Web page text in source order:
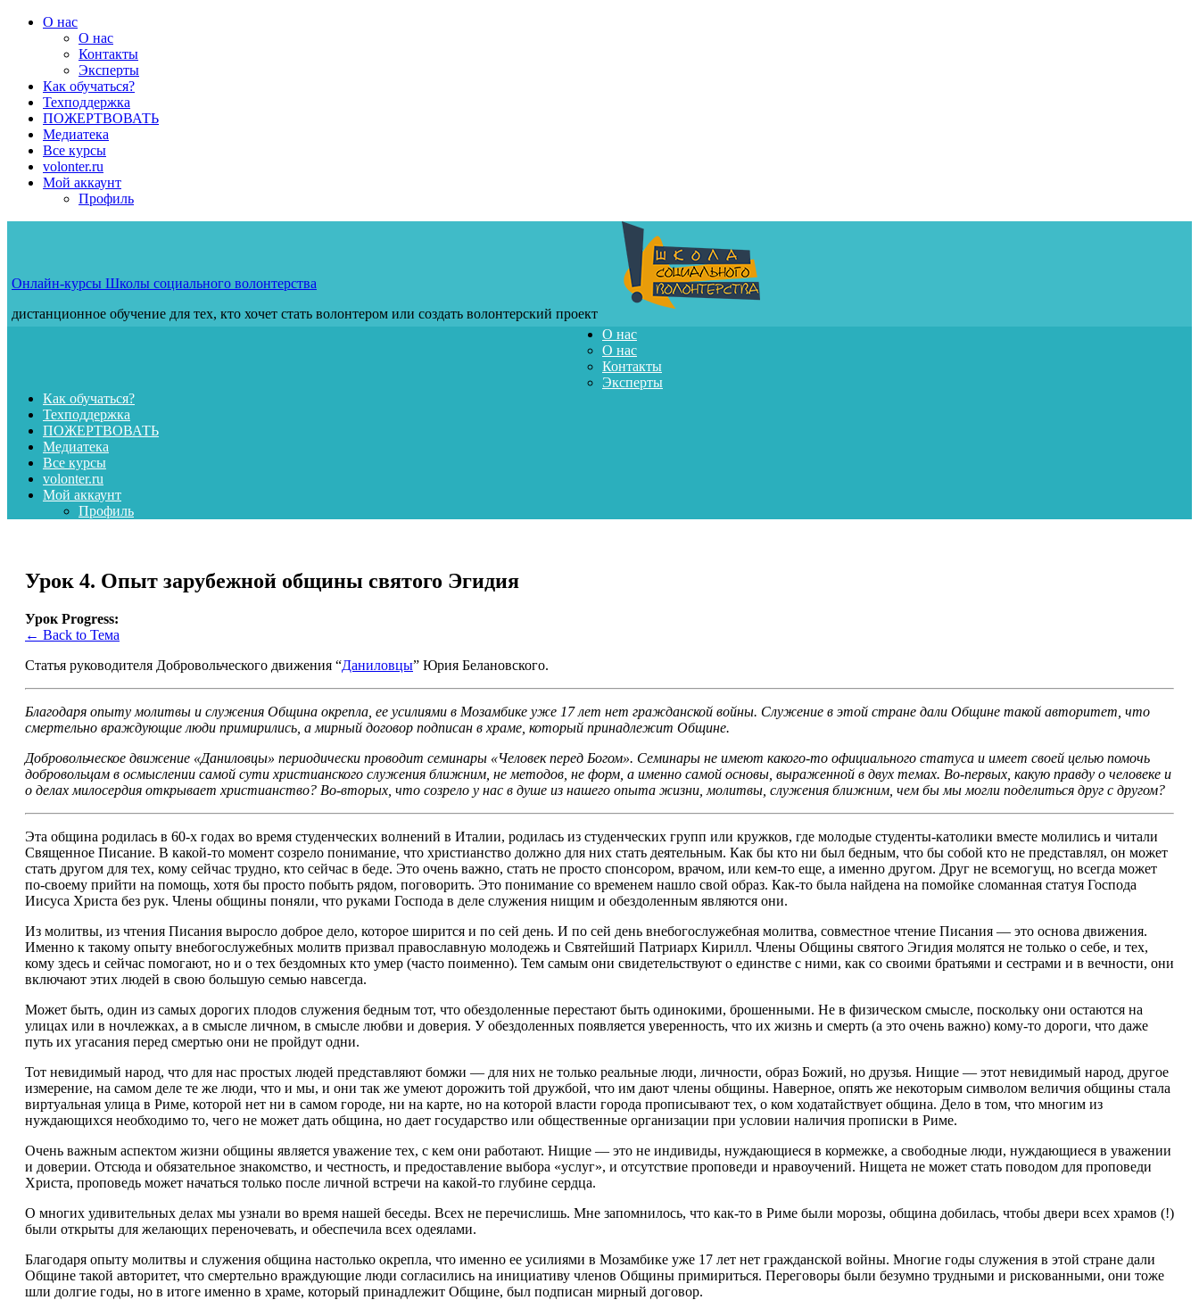
Перейти
содержимому
О нас
О нас
Контакты
Эксперты
Как обучаться?
Техподдержка
ПОЖЕРТВОВАТЬ
Медиатека
Все курсы
volonter.ru
Мой аккаунт
Профиль
Онлайн-курсы Школы социального волонтерства
дистанционное обучение для тех, кто хочет стать волонтером или создать волонтерский проект
О нас
О нас
Контакты
Эксперты
Как обучаться?
Техподдержка
ПОЖЕРТВОВАТЬ
Медиатека
Все курсы
volonter.ru
Мой аккаунт
Профиль
Урок 4. Опыт зарубежной общины святого Эгидия
Урок Progress:
← Back to Тема
Статья руководителя Добровольческого движения “Даниловцы” Юрия Белановского.
Благодаря опыту молитвы и служения Община окрепла, ее усилиями в Мозамбике уже 17 лет нет гражданской войны. Cлужение в этой стране дали Общине такой авторитет, что
смертельно враждующие люди примирились, а мирный договор подписан в храме, который принадлежит Общине.
Добровольческое движение «Даниловцы» периодически проводит семинары «Человек перед Богом». Семинары не имеют какого-то официального статуса и имеет своей целью помочь
добровольцам в осмыслении самой сути христианского служения ближним, не методов, не форм, а именно самой основы, выраженной в двух темах. Во-первых, какую правду о человеке и
о делах милосердия открывает христианство? Во-вторых, что созрело у нас в душе из нашего опыта жизни, молитвы, служения ближним, чем бы мы могли поделиться друг с другом?
Эта община родилась в 60-х годах во время студенческих волнений в Италии, родилась из студенческих групп или кружков, где молодые студенты-католики вместе молились и читали
Священное Писание. В какой-то момент созрело понимание, что христианство должно для них стать деятельным. Как бы кто ни был бедным, что бы собой кто не представлял, он может
стать другом для тех, кому сейчас трудно, кто сейчас в беде. Это очень важно, стать не просто спонсором, врачом, или кем-то еще, а именно другом. Друг не всемогущ, но всегда может
по-своему прийти на помощь, хотя бы просто побыть рядом, поговорить. Это понимание со временем нашло свой образ. Как-то была найдена на помойке сломанная статуя Господа
Иисуса Христа без рук. Члены общины поняли, что руками Господа в деле служения нищим и обездоленным являются они.
Из молитвы, из чтения Писания выросло доброе дело, которое ширится и по сей день. И по сей день внебогослужебная молитва, совместное чтение Писания — это основа движения.
Именно к такому опыту внебогослужебных молитв призвал православную молодежь и Святейший Патриарх Кирилл. Члены Общины святого Эгидия молятся не только о себе, и тех,
кому здесь и сейчас помогают, но и о тех бездомных кто умер (часто поименно). Тем самым они свидетельствуют о единстве с ними, как со своими братьями и сестрами и в вечности, они
включают этих людей в свою большую семью навсегда.
Может быть, один из самых дорогих плодов служения бедным тот, что обездоленные перестают быть одинокими, брошенными. Не в физическом смысле, поскольку они остаются на
улицах или в ночлежках, а в смысле личном, в смысле любви и доверия. У обездоленных появляется уверенность, что их жизнь и смерть (а это очень важно) кому-то дороги, что даже
путь их угасания перед смертью они не пройдут одни.
Тот невидимый народ, что для нас простых людей представляют бомжи — для них не только реальные люди, личности, образ Божий, но друзья. Нищие — этот невидимый народ, другое
измерение, на самом деле те же люди, что и мы, и они так же умеют дорожить той дружбой, что им дают члены общины. Наверное, опять же некоторым символом величия общины стала
виртуальная улица в Риме, которой нет ни в самом городе, ни на карте, но на которой власти города прописывают тех, о ком ходатайствует община. Дело в том, что многим из
нуждающихся необходимо то, чего не может дать община, но дает государство или общественные организации при условии наличия прописки в Риме.
Очень важным аспектом жизни общины является уважение тех, с кем они работают. Нищие — это не индивиды, нуждающиеся в кормежке, а свободные люди, нуждающиеся в уважении
и доверии. Отсюда и обязательное знакомство, и честность, и предоставление выбора «услуг», и отсутствие проповеди и нравоучений. Нищета не может стать поводом для проповеди
Христа, проповедь может начаться только после личной встречи на какой-то глубине сердца.
О многих удивительных делах мы узнали во время нашей беседы. Всех не перечислишь. Мне запомнилось, что как-то в Риме были морозы, община добилась, чтобы двери всех храмов (!)
были открыты для желающих переночевать, и обеспечила всех одеялами.
Благодаря опыту молитвы и служения община настолько окрепла, что именно ее усилиями в Мозамбике уже 17 лет нет гражданской войны. Многие годы служения в этой стране дали
Общине такой авторитет, что смертельно враждующие люди согласились на инициативу членов Общины примириться. Переговоры были безумно трудными и рискованными, они тоже
шли долгие годы, но в итоге именно в храме, который принадлежит Общине, был подписан мирный договор.